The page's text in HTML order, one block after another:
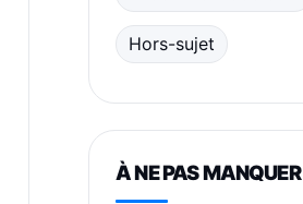
Hors-sujet
À NE PAS MANQUER